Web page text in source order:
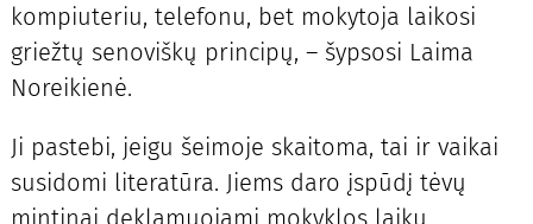
kompiuteriu, telefonu, bet mokytoja laikosi
griežtų senoviškų principų, – šypsosi Laima
Noreikienė.
Ji pastebi, jeigu šeimoje skaitoma, tai ir vaikai
susidomi literatūra. Jiems daro įspūdį tėvų
mintinai deklamuojami mokyklos laikų